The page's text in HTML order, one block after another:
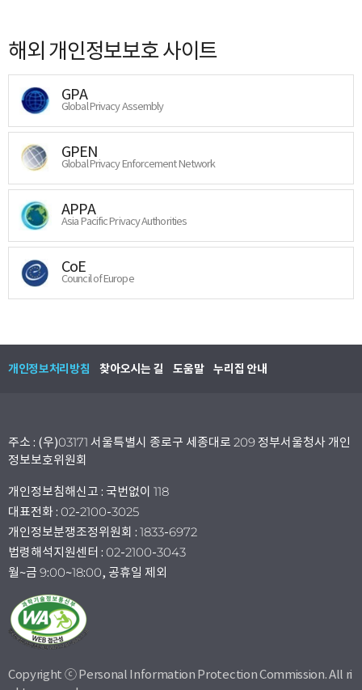
해외 개인정보보호 사이트
GPA
Global Privacy Assembly
GPEN
Global Privacy Enforcement Network
APPA
Asia Pacific Privacy Authorities
CoE
Council of Europe
개인정보처리방침 찾아오시는 길 도움말 누리집 안내
주소 : (우)03171 서울특별시 종로구 세종대로 209 정부서울청사 개인
정보보호위원회
개인정보침해신고 : 국번없이 118
대표전화 : 02-2100-3025
개인정보분쟁조정위원회 : 1833-6972
법령해석지원센터 : 02-2100-3043
월~금 9:00~18:00, 공휴일 제외
Copyright ⓒ Personal Information Protection Commission. All ri